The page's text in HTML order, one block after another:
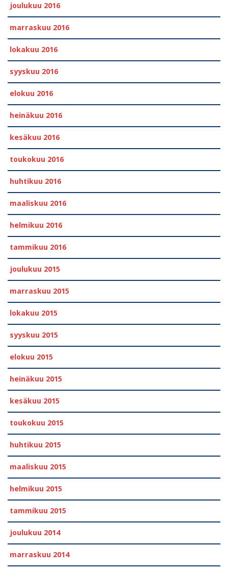
joulukuu 2016
marraskuu 2016
lokakuu 2016
syyskuu 2016
elokuu 2016
heinäkuu 2016
kesäkuu 2016
toukokuu 2016
huhtikuu 2016
maaliskuu 2016
helmikuu 2016
tammikuu 2016
joulukuu 2015
marraskuu 2015
lokakuu 2015
syyskuu 2015
elokuu 2015
heinäkuu 2015
kesäkuu 2015
toukokuu 2015
huhtikuu 2015
maaliskuu 2015
helmikuu 2015
tammikuu 2015
joulukuu 2014
marraskuu 2014